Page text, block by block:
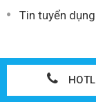
Tin tuyển